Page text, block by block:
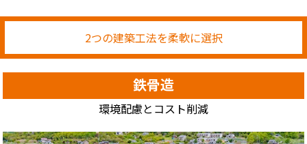
2つの建築工法を柔軟に選択
鉄骨造
環境配慮とコスト削減